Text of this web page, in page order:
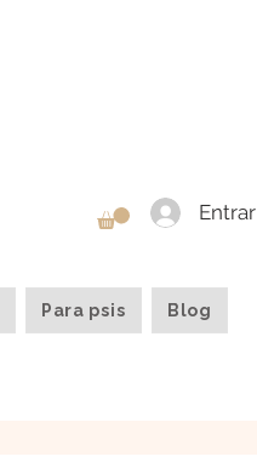
Entrar
Para psis Blog